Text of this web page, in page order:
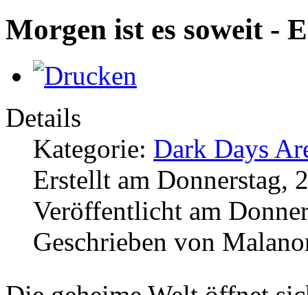
Morgen ist es soweit -
Details
Kategorie: Dark Days
Erstellt am Donnerstag,
Veröffentlicht am
Geschrieben von